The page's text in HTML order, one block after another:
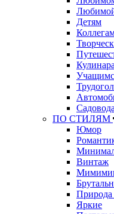
Детям
ПО СТИЛЯМ
Юмор
Винтаж
Природа
Яркие